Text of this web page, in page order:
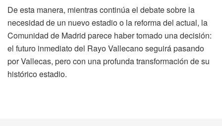
De esta manera, mientras continúa el debate sobre la
necesidad de un nuevo estadio o la reforma del actual, la
Comunidad de Madrid parece haber tomado una decisión:
el futuro inmediato del Rayo Vallecano seguirá pasando
por Vallecas, pero con una profunda transformación de su
histórico estadio.